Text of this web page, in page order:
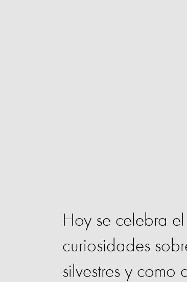
Hoy se celebra
curiosidades
silvestres y como